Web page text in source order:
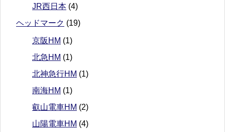
JR西日本 (4)
ヘッドマーク (19)
京阪HM (1)
北急HM (1)
北神急行HM (1)
南海HM (1)
叡山電車HM (2)
山陽電車HM (4)